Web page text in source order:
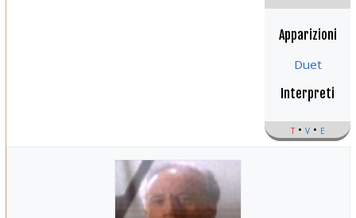
Apparizioni
Duet
Interpreti
t v e